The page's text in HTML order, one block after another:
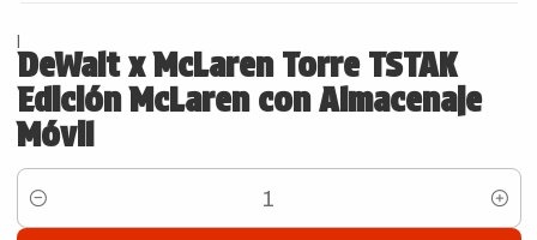
|
DeWalt x McLaren Torre TSTAK
Edición McLaren con Almacenaje
Móvil
Cantidad